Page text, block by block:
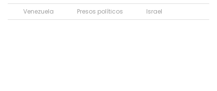
Venezuela Presos políticos Israel